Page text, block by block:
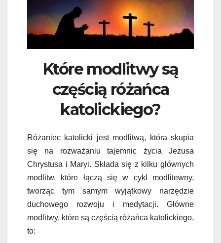
Które modlitwy są
częścią różańca
katolickiego?
Różaniec katolicki jest modlitwą, która skupia
się na rozważaniu tajemnic życia Jezusa
Chrystusa i Maryi. Składa się z kilku głównych
modlitw, które łączą się w cykl modlitewny,
tworząc tym samym wyjątkowy narzędzie
duchowego rozwoju i medytacji. Główne
modlitwy, które są częścią różańca katolickiego,
to: